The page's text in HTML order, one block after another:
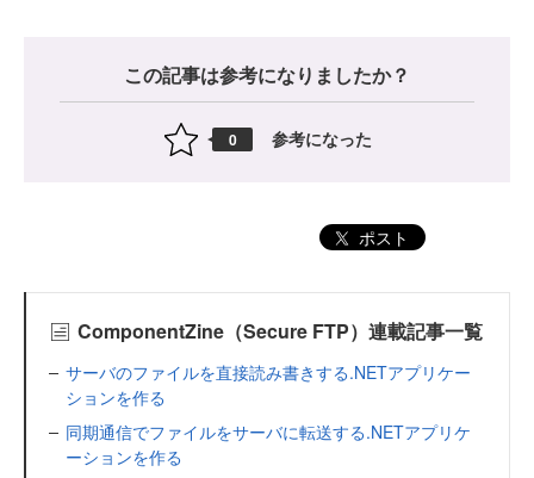
この記事は参考になりましたか？
0 参考になった
ポスト
ComponentZine（Secure FTP）連載記事一覧
サーバのファイルを直接読み書きする.NETアプリケー
ションを作る
同期通信でファイルをサーバに転送する.NETアプリケ
ーションを作る